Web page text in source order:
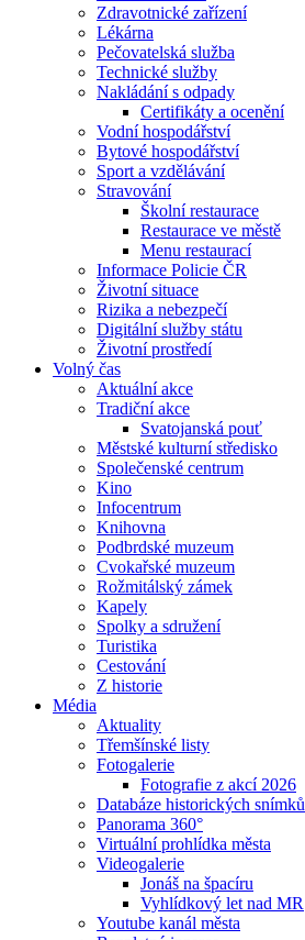
Zdravotnické zařízení
Lékárna
Pečovatelská služba
Technické služby
Nakládání s odpady
Certifikáty a ocenění
Vodní hospodářství
Bytové hospodářství
Sport a vzdělávání
Stravování
Školní restaurace
Restaurace ve městě
Menu restaurací
Informace Policie ČR
Životní situace
Rizika a nebezpečí
Digitální služby státu
Životní prostředí
Volný čas
Aktuální akce
Tradiční akce
Svatojanská pouť
Městské kulturní středisko
Společenské centrum
Kino
Infocentrum
Knihovna
Podbrdské muzeum
Cvokařské muzeum
Rožmitálský zámek
Kapely
Spolky a sdružení
Turistika
Cestování
Z historie
Média
Aktuality
Třemšínské listy
Fotogalerie
Fotografie z akcí 2026
Databáze historických snímků
Panorama 360°
Virtuální prohlídka města
Videogalerie
Jonáš na špacíru
Vyhlídkový let nad MR
Youtube kanál města